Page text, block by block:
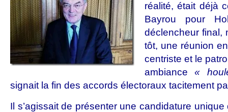
réalité, était déjà
Bayrou pour
déclencheur final,
tôt, une réunion
centriste et le
ambiance«
signait la fin des accords électoraux tacitement
Il s’agissait de présenter une candidature